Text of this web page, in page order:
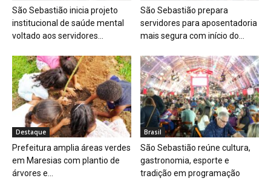
São Sebastião inicia projeto
institucional de saúde mental
voltado aos servidores...
São Sebastião prepara
servidores para aposentadoria
mais segura com início do...
Destaque
Prefeitura amplia áreas verdes
em Maresias com plantio de
árvores e...
Brasil
São Sebastião reúne cultura,
gastronomia, esporte e
tradição em programação